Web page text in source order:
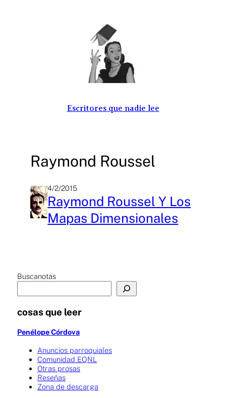
Escritores que nadie lee
Raymond Roussel
4/2/2015
Raymond Roussel Y Los
Mapas Dimensionales
Buscanotas
cosas que leer
Penélope Córdova
Anuncios parroquiales
Comunidad EQNL
Otras prosas
Reseñas
Zona de descarga